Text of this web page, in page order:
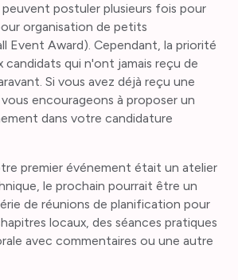
peuvent postuler plusieurs fois pour
organisation de petits
Event Award). Cependant, la priorité
candidats qui n'ont jamais reçu de
Si vous avez déjà reçu une
encourageons à proposer un
dans votre candidature
premier événement était un atelier
le prochain pourrait être un
de réunions de planification pour
locaux, des séances pratiques
avec commentaires ou une autre